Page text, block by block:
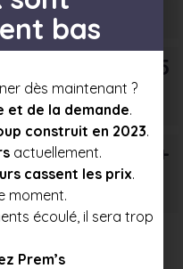
404 000 €
T5
T6+
bas
dès maintenant ?
et de la demande.
construit en 2023.
actuellement.
cassent les prix.
moment.
écoulé, il sera trop
Prem’s